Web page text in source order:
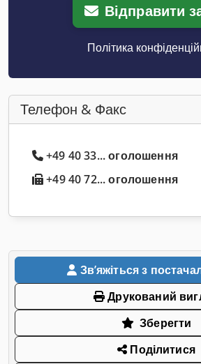
Відправити
Політика
Телефон & Факс
+49 40 33... оголошення
+49 40 72... оголошення
Звʼяжіться з
Друкований
Зберегти
Поділитися